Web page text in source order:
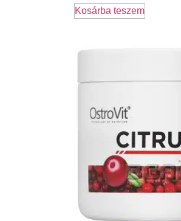
Kosárba teszem